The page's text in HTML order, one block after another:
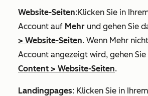
Website-Seiten:Klicken Sie in
Account auf Mehr und gehen Sie
> Website-Seiten. Wenn Mehr
Account angezeigt wird, gehen
Content > Website-Seiten.
Landingpages: Klicken Sie in